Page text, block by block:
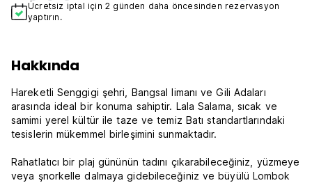
Ücretsiz iptal için 2 günden daha öncesinden rezervasyon
yaptırın.
Hakkında
Hareketli Senggigi şehri, Bangsal limanı ve Gili Adaları
arasında ideal bir konuma sahiptir. Lala Salama, sıcak ve
samimi yerel kültür ile taze ve temiz Batı standartlarındaki
tesislerin mükemmel birleşimini sunmaktadır.
Rahatlatıcı bir plaj gününün tadını çıkarabileceğiniz, yüzmeye
veya şnorkelle dalmaya gidebileceğiniz ve büyülü Lombok